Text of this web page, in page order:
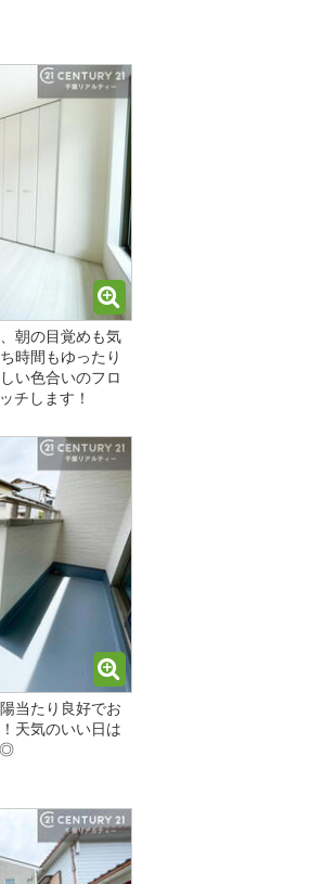
朝の目覚めも気
時間もゆったり
い色合いのフロ
チします！
当たり良好でお
天気のいい日は
◎